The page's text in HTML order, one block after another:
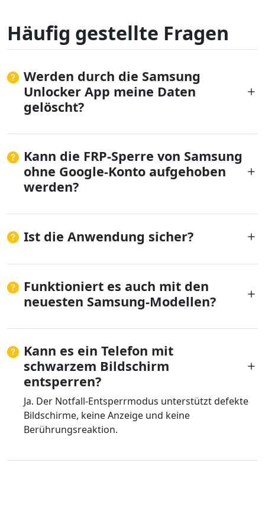
Häufig gestellte Fragen
Werden durch die Samsung
Unlocker App meine Daten
gelöscht?
Kann die FRP-Sperre von Samsung
ohne Google-Konto aufgehoben
werden?
Ist die Anwendung sicher?
Funktioniert es auch mit den
neuesten Samsung-Modellen?
Kann es ein Telefon mit
schwarzem Bildschirm
entsperren?
Ja. Der Notfall-Entsperrmodus unterstützt defekte
Bildschirme, keine Anzeige und keine
Berührungsreaktion.